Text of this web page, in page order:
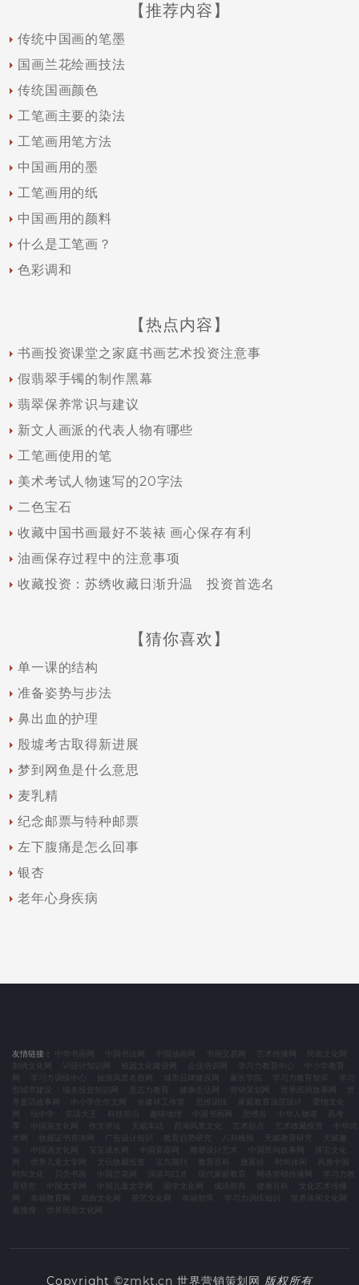
【推荐内容】
传统中国画的笔墨
国画兰花绘画技法
传统国画颜色
工笔画主要的染法
工笔画用笔方法
中国画用的墨
工笔画用的纸
中国画用的颜料
什么是工笔画？
色彩调和
【热点内容】
书画投资课堂之家庭书画艺术投资注意事
假翡翠手镯的制作黑幕
翡翠保养常识与建议
新文人画派的代表人物有哪些
工笔画使用的笔
美术考试人物速写的20字法
二色宝石
收藏中国书画最好不装裱 画心保存有利
油画保存过程中的注意事项
收藏投资：苏绣收藏日渐升温 投资首选名
【猜你喜欢】
单一课的结构
准备姿势与步法
鼻出血的护理
殷墟考古取得新进展
梦到网鱼是什么意思
麦乳精
纪念邮票与特种邮票
左下腹痛是怎么回事
银杏
老年心身疾病
友情链接： 中华书画网 中国书法网 中国油画网 书画交易网 艺术传播网
民俗文化网
刺绣文化网
VI设计知识网 校园文化建设网 企业培训网 学习力教育中心
中小学教育
网
学习力训练中心 旅游风景名胜网 城市品牌建设网 家长学院 学习力教育智库
学习
型城市建设
域名投资知识网 意志力教育 健康生活网 营销策划网 世界民间故事网
世
界童话故事网
中小学生作文网 余建祥工作室 思维训练 家庭教育顶层设计
爱情文化
网
玩中学 笑话大王 科技前沿 趣味地理 中国书画网 思维谷 中华人物谱
高考
季
中国茶文化网 作文评论 天赋车站 西湖风景文化 艺术起点 艺术收藏投资
中华武
术网
收藏证书查询网 广告设计知识 教育趋势研究 八卦晚报 天赋教育研究
天赋邂
中国酒文化网 宝宝成长网 中国瓷器网 雕塑设计艺术 中国民间故事网
珠宝文化
网
世界儿童文学网 文玩收藏投资 宝岛期刊 教育百科 致富经 时尚休闲
风雅中国
时尚文化
贝壳书画 中国兰花网 演讲与口才 现代家庭教育 网络营销传播网
学习力教
育研究
中国文学网 中国儿童文学网 国学文化网 成语辞典 健康百科
文化艺术传播
网
幸福教育网 戏曲文化网 茶艺文化网 幸福智库 学习力训练知识
世界休闲文化网
趣搜搜
世界民俗文化网
Copyright ©zmkt.cn 世界营销策划网 版权所有